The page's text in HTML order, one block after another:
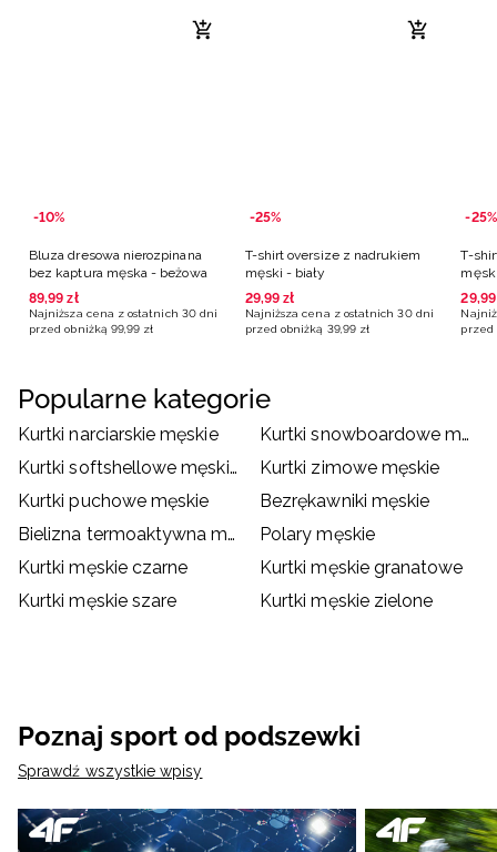
-10%
Bluza dresowa nierozpinana
bez kaptura męska - beżowa
89,99 zł
Najniższa cena z ostatnich 30 dni
przed obniżką 99,99 zł
-25%
T-shirt oversize z nadrukiem
męski - biały
29,99 zł
Najniższa cena z ostatnich 30 dni
przed obniżką 39,99 zł
-25%
T-
29,99
przed
Popularne kategorie
Kurtki narciarskie męskie
Kurtki snowboardowe męskie
Kurtki softshellowe męskie
Kurtki zimowe męskie
Kurtki puchowe męskie
Bezrękawniki męskie
Bielizna termoaktywna męska
Polary męskie
Kurtki męskie czarne
Kurtki męskie granatowe
Kurtki męskie szare
Kurtki męskie zielone
Poznaj sport od podszewki
Sprawdź wszystkie wpisy